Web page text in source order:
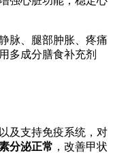
脉、腿部肿胀、疼痛
多成分膳食补充剂
及支持免疫系统，对
分泌正常 ，改善甲状